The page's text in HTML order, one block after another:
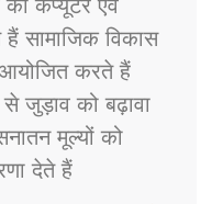
हैं सामाजिक विकास
आयोजित करते हैं
से जुड़ाव को बढ़ावा
मूल्यों को
देते हैं